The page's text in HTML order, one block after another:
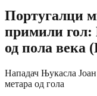
Португалци
примили гол:
од пола
Нападач Њукасла
метара од гола